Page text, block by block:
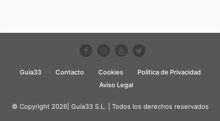
Guia33 Contacto Cookies
Política de Privacidad
Aviso Legal
© Copyright 2026| Guia33 S.L. | Todos los derechos reservados